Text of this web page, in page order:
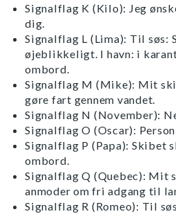
Signalflag K (Kilo): Jeg
dig.
Signalflag L (Lima): Til søs:
øjeblikkeligt. I havn: i
ombord.
Signalflag M (Mike): Mit
gøre fart gennem vandet.
Signalflag N (November):
Signalflag O (Oscar):
Signalflag P (Papa): Skibet
ombord.
Signalflag Q (Quebec): Mit
anmoder om fri adgang til
Signalflag R (Romeo): Til